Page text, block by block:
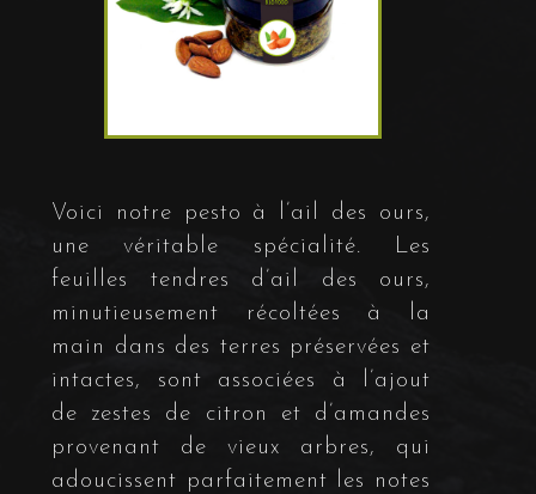
Voici notre pesto à l’ail des ours,
une véritable spécialité. Les
feuilles tendres d’ail des ours,
minutieusement récoltées à la
main dans des terres préservées et
intactes, sont associées à l’ajout
de zestes de citron et d’amandes
provenant de vieux arbres, qui
adoucissent parfaitement les notes